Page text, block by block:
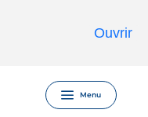
Ouvrir
Menu